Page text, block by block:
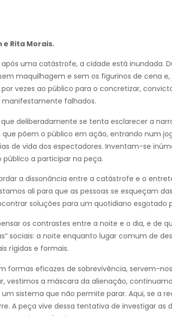
e Rita Morais.
uma catástrofe, a cidade está inundada.
maquilhagem e sem os figurinos de cena
vezes ao público para o concretizar,
manifestamente falhados.
deliberadamente se tenta esclarecer a
põem o público em ação, entrando num
de vida dos espectadores. Inventam-se
a participar na peça.
a dissonância entre a catástrofe e o
ali para que as pessoas se esqueçam
soluções para um quotidiano esgotado
os contrastes entre a noite e o dia, e de
sociais: a noite enquanto lugar comum de
rígidas e formais.
formas eficazes de sobrevivência, servem-
vestimos a máscara da alienação,
sistema que não permite parar. Aqui, se a
A peça vive dessa tentativa de investigar as